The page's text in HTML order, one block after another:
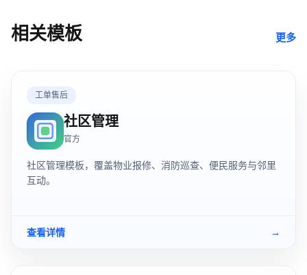
相关模板 更多
工单售后
社区管理
官方
社区管理模板，覆盖物业报修、消防巡查、便民服务与邻里
互动。
查看详情 →